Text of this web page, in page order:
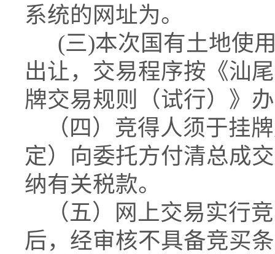
系统的网址为。
(三)本次国有土地使
出让，交易程序按《汕
牌交易规则（试行）》
（四）竞得人须于挂
定）向委托方付清总成
纳有关税款。
（五）网上交易实行
后，经审核不具备竞买